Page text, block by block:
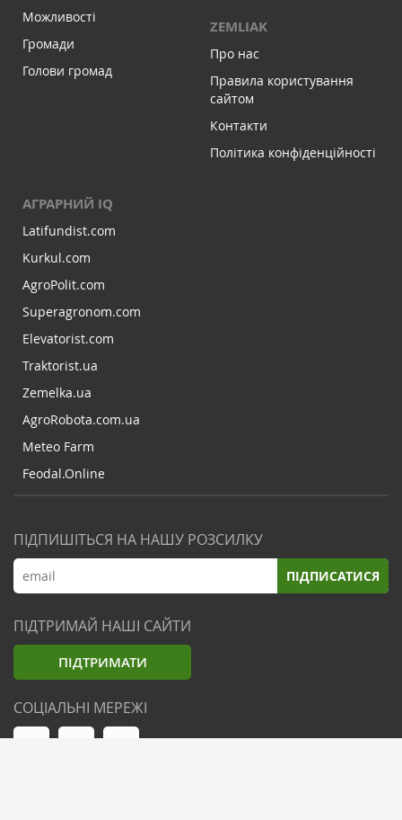
Можливості
Громади
Голови громад
ZEMLIAK
Про нас
Правила користування
сайтом
Контакти
Політика конфіденційності
АГРАРНИЙ IQ
Latifundist.com
Kurkul.com
AgroPolit.com
Superagronom.com
Elevatorist.com
Traktorist.ua
Zemelka.ua
AgroRobota.com.ua
Meteo Farm
Feodal.Online
ПІДПИШІТЬСЯ НА НАШУ РОЗСИЛКУ
ПІДПИСАТИСЯ
ПІДТРИМАЙ НАШІ САЙТИ
ПІДТРИМАТИ
СОЦІАЛЬНІ МЕРЕЖІ